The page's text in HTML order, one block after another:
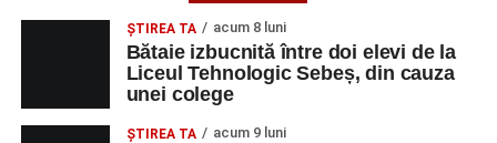
ŞTIREA TA acum 8 luni
Bătaie izbucnită între doi elevi de la
Liceul Tehnologic Sebeș, din cauza
unei colege
ŞTIREA TA acum 9 luni